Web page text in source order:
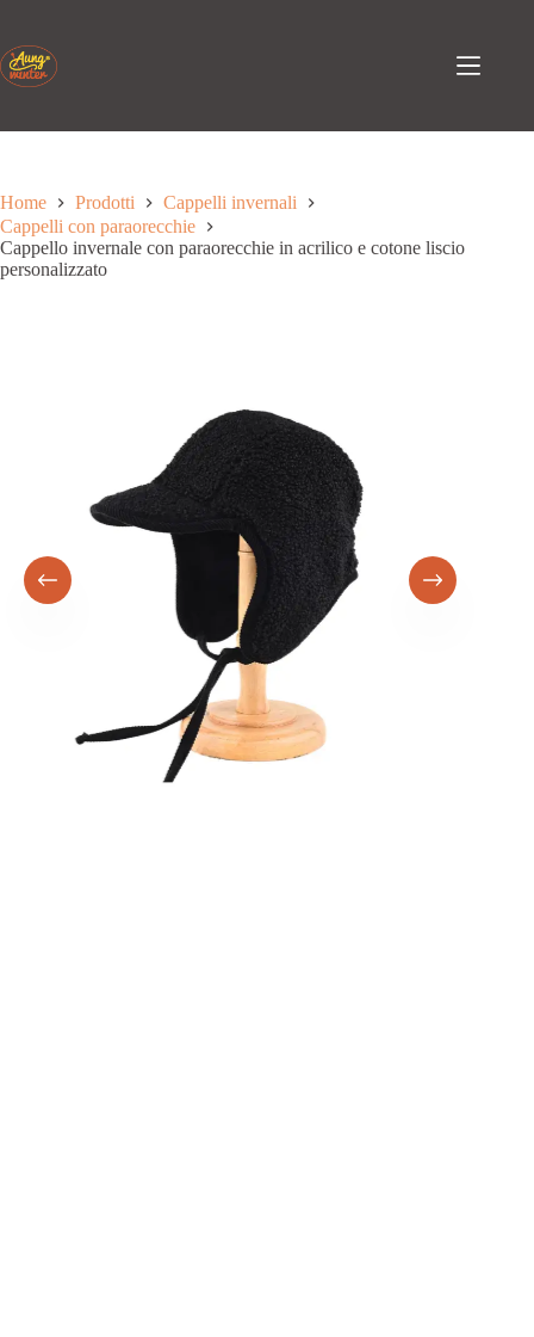
contenuto
Home Prodotti
Cappelli invernali
Cappelli con paraorecchie
Cappello invernale con paraorecchie in acrilico e cotone liscio
personalizzato